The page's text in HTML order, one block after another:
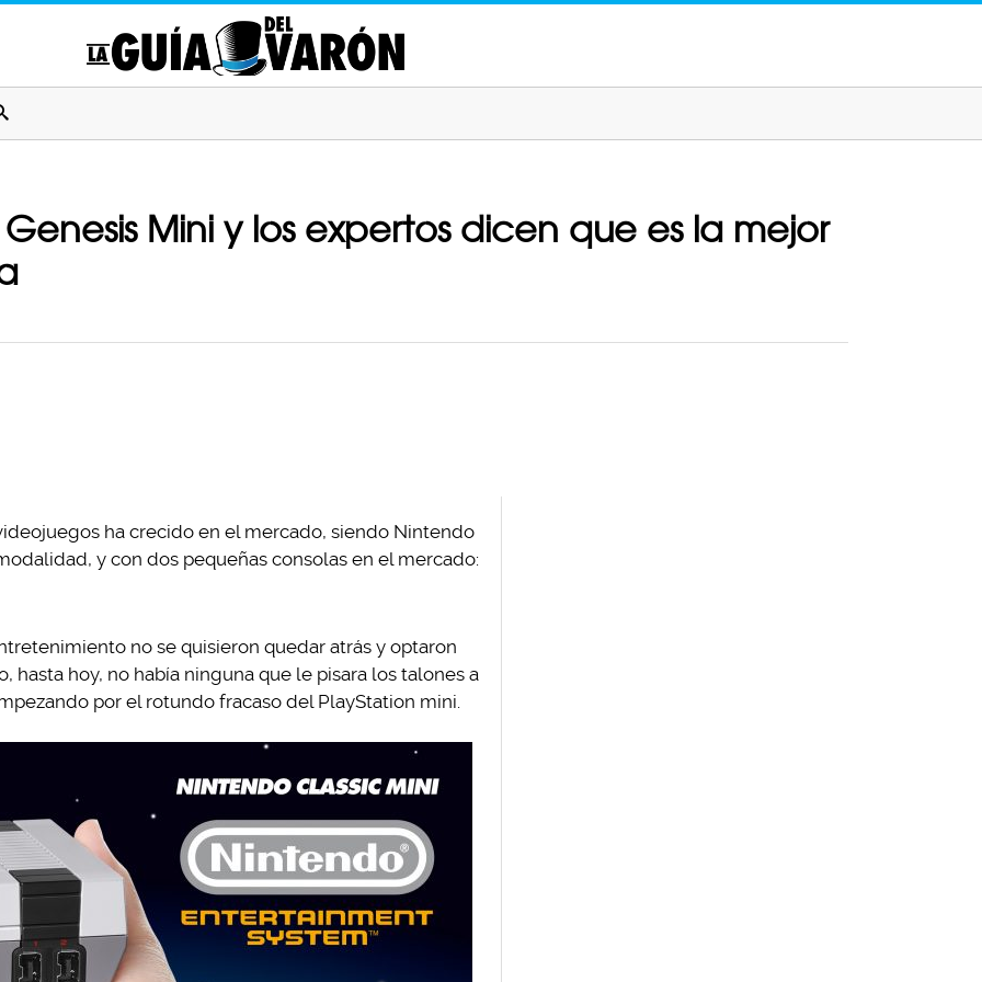
Mini y los expertos dicen que es la mejor
ha crecido en el mercado, siendo Nintendo
y con dos pequeñas consolas en el mercado:
no se quisieron quedar atrás y optaron
hasta hoy, no había ninguna que le pisara los talones a
por el rotundo fracaso del PlayStation mini.